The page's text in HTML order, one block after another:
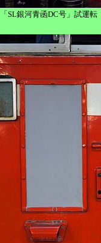
SL銀河青函DC号」試運